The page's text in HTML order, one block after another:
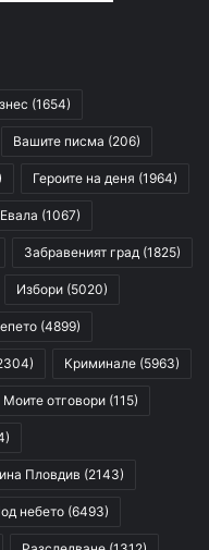
(1654)
Вашите писма (206)
Героите на деня (1964)
Евала (1067)
Забравеният град (1825)
Избори (5020)
(4899)
Криминале (5963)
Моите отговори (115)
Пловдив (2143)
небето (6493)